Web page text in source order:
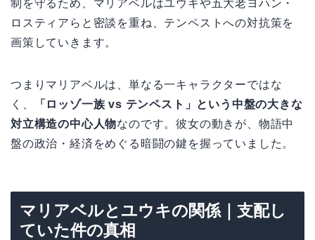
制を守るため、マリアベルはユウキや五大老ヨハン・
ロスティアらと密談を重ね、テンペストへの対抗策を
画策していきます。
つまりマリアベルは、単なる一キャラクターではな
く、
「ロッゾ一族 vs テンペスト」という中盤の大きな
対立構造の中心人物なのです。彼女の動きが、物語中
盤の政治・経済をめぐる暗闘の鍵を握っていました。
マリアベルとユウキの関係｜支配し
ていた件の真相